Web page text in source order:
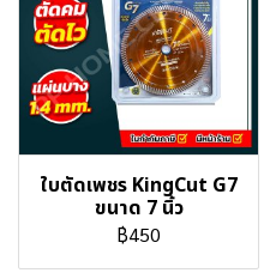
ใบตัดเพชร KingCut G7
ขนาด 7 นิ้ว
฿450